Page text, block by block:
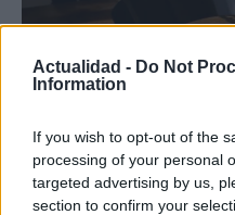
Actualidad - Do Not
Information
If you wish to opt-out of the
processing of your personal
targeted advertising by us,
section to confirm your
Protocolos de
consejos para
Un eclipse solar es un
CIENCIA Y TECNOLOGÍA